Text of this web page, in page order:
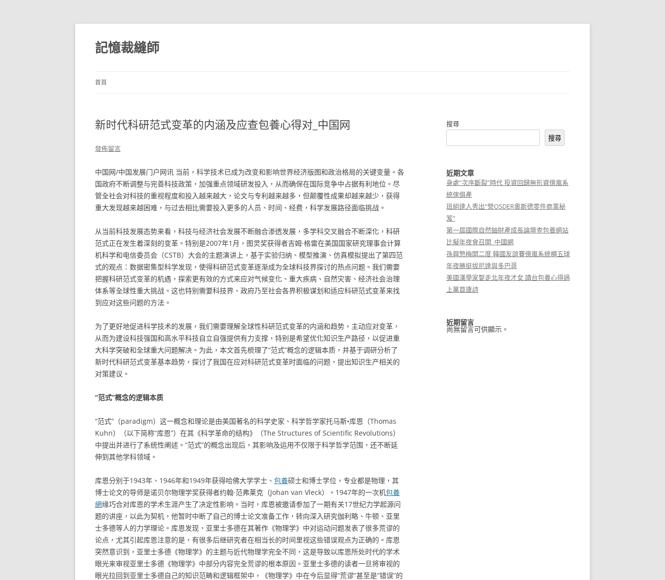
跳
主
要
內
記憶裁縫師
首頁
新时代科研范式变革的内涵及应查包養心得对_中国网
發佈留言
中国网/中国发展门户网讯 当前，科学技术已成为改变和影响世界经济版图和政治格局的关键变量。各
国政府不断调整与完善科技政策，加强重点领域研发投入，从而确保在国际竞争中占据有利地位。尽
管全社会对科技的重视程度和投入越来越大，论文与专利越来越多，但颠覆性成果却越来越少，获得
重大发现越来越困难，与过去相比需要投入更多的人员、时间、经费，科学发展路径面临挑战。
从当前科技发展态势来看，科技与经济社会发展不断融合渗透发展，多学科交叉融合不断深化，科研
范式正在发生着深刻的变革。特别是2007年1月，图灵奖获得者吉姆·格雷在美国国家研究理事会计算
机科学和电信委员会（CSTB）大会的主题演讲上，基于实验归纳、模型推演、仿真模拟提出了第四范
式的观点：数据密集型科学发现，使得科研范式变革逐渐成为全球科技界探讨的热点问题。我们需要
把握科研范式变革的机遇，探索更有效的方式来应对气候变化、重大疾病、自然灾害、经济社会治理
体系等全球性重大挑战。这也特别需要科技界、政府乃至社会各界积极谋划和适应科研范式变革来找
到应对这些问题的方法。
为了更好地促进科学技术的发展，我们需要理解全球性科研范式变革的内涵和趋势，主动应对变革，
从而为建设科技强国和高水平科技自立自强提供有力支撑，特别是希望优化知识生产路径，以促进重
大科学突破和全球重大问题解决。为此，本文首先梳理了“范式”概念的逻辑本质，并基于调研分析了
新时代科研范式变革基本趋势，探讨了我国在应对科研范式变革时面临的问题，提出知识生产相关的
对策建议。
“范式”概念的逻辑本质
“范式”（paradigm）这一概念和理论是由美国著名的科学史家、科学哲学家托马斯•库恩（Thomas
Kuhn）（以下简称“库恩”）在其《科学革命的结构》（The Structures of Scientific Revolutions）
中提出并进行了系统性阐述。“范式”的概念出现后，其影响及运用不仅限于科学哲学范围，还不断延
伸到其他学科领域。
库恩分别于1943年、1946年和1949年获得哈佛大学学士、 包養硕士和博士学位，专业都是物理，其
博士论文的导师是诺贝尔物理学奖获得者约翰·范弗莱克（Johan van Vleck）。1947年的一次机包養
網缘巧合对库恩的学术生涯产生了决定性影响。当时，库恩被邀请参加了一期有关17世纪力学起源问
题的讲座，以此为契机，他暂时中断了自己的博士论文准备工作，转向深入研究伽利略、牛顿、亚里
士多德等人的力学理论。库恩发现，亚里士多德在其著作《物理学》中对运动问题发表了很多荒谬的
论点，尤其引起库恩注意的是，有很多后继研究者在相当长的时间里视这些错误观点为正确的。库恩
突然意识到，亚里士多德《物理学》的主题与近代物理学完全不同，这是导致以库恩所处时代的学术
眼光来审视亚里士多德《物理学》中部分内容完全荒谬的根本原因。亚里士多德的读者一旦将审视的
眼光拉回到亚里士多德自己的知识范畴和逻辑框架中，《物理学》中在今后显得“荒谬”甚至是“错误”的
搜尋
搜尋
近期文章
身處“次序斷裂”時代 投資回歸無形資億嵐系
統傢俱產
班組達人秀出“營OSDER奧斯德零件商業秘
笈”
第一屆國際自然鈾財產成長論壇查包養網站
比擬年夜會召開_中國網
孫興慜梅開二度 韓國友誼賽億嵐系統櫃五球
年夜勝挺拔尼達與多巴哥
美國漢學家娶走北年夜才女 讀台包養心得過
上萬首唐詩
近期留言
尚無留言可供顯示。